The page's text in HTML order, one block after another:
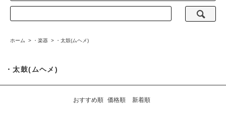
ホーム > ・楽器 > ・太鼓(ムヘメ)
・太鼓(ムヘメ)
おすすめ順 価格順 新着順